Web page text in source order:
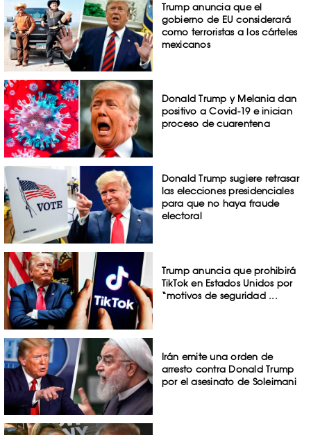
Trump anuncia que el
gobierno de EU considerará
como terroristas a los cárteles
mexicanos
Donald Trump y Melania dan
positivo a Covid-19 e inician
proceso de cuarentena
Donald Trump sugiere retrasar
las elecciones presidenciales
para que no haya fraude
electoral
Trump anuncia que prohibirá
TikTok en Estados Unidos por
“motivos de seguridad ...
Irán emite una orden de
arresto contra Donald Trump
por el asesinato de Soleimani